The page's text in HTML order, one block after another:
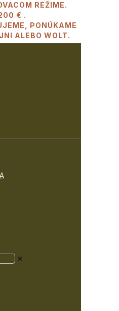
REŽIME.
€ .
PONÚKAME
ALEBO WOLT.
✕